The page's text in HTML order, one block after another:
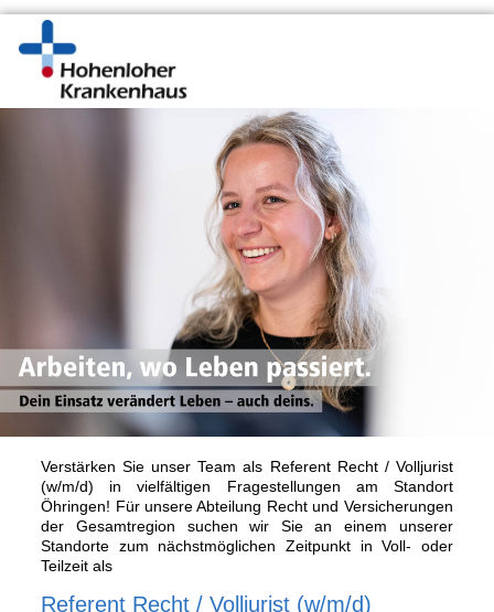
Verstärken Sie unser Team als Referent Recht / Volljurist
(w/m/d) in vielfältigen Fragestellungen am Standort
Öhringen! Für unsere Abteilung Recht und Versicherungen
der Gesamtregion suchen wir Sie an einem unserer
Standorte zum nächstmöglichen Zeitpunkt in Voll- oder
Teilzeit als
Referent Recht / Volljurist (w/m/d)